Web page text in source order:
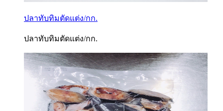
ปลาทับทิมตัดแต่ง/กก.
ปลาทับทิมตัดแต่ง/กก.